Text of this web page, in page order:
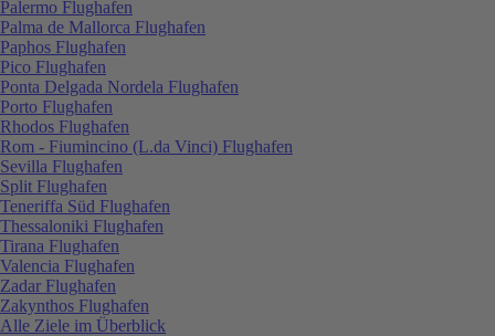
Palermo Flughafen
Palma de Mallorca Flughafen
Paphos Flughafen
Pico Flughafen
Ponta Delgada Nordela Flughafen
Porto Flughafen
Rhodos Flughafen
Rom - Fiumincino (L.da Vinci) Flughafen
Sevilla Flughafen
Split Flughafen
Teneriffa Süd Flughafen
Thessaloniki Flughafen
Tirana Flughafen
Valencia Flughafen
Zadar Flughafen
Zakynthos Flughafen
Alle Ziele im Überblick